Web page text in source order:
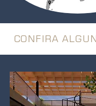
CONFIRA